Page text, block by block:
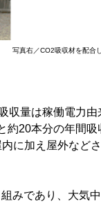
写真右／CO2吸収材を配合
収量は稼働電力
約20本分の年間
に加え屋外など
みであり、大気